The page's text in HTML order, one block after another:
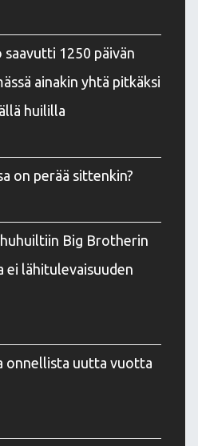
1250 päivän
ainakin yhtä pitkäksi
huililla
on perää sittenkin?
Big Brotherin
ei lähitulevaisuuden
onnellista uutta vuotta